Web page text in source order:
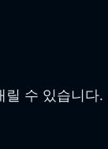
릴 수 있습니다.